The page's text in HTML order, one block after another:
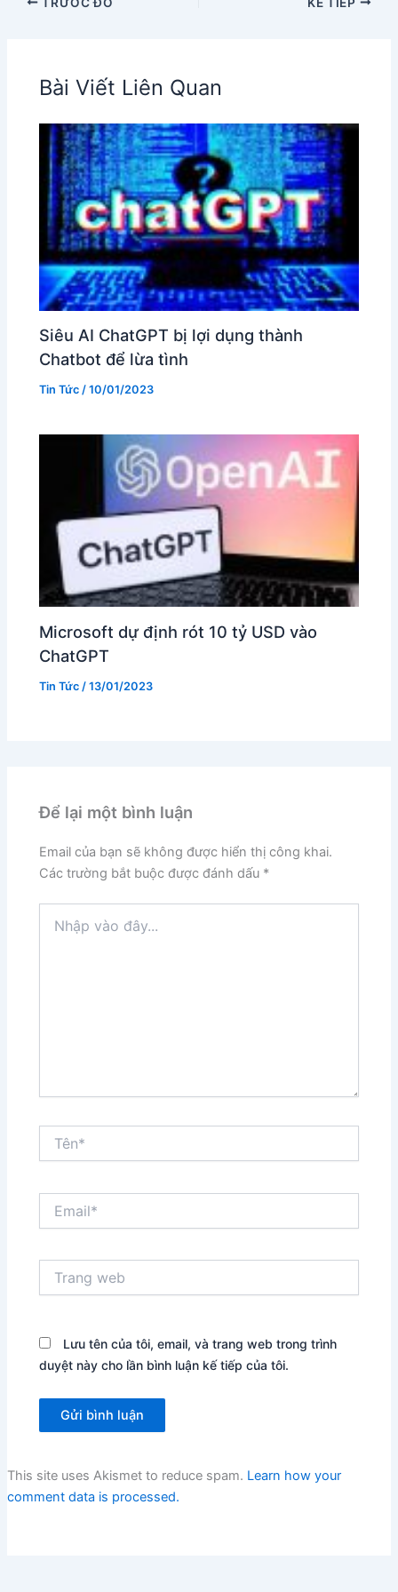
Bài Viết Liên Quan
Siêu AI ChatGPT bị lợi dụng thành
Chatbot để lừa tình
Tin Tức /10/01/2023
Microsoft dự định rót 10 tỷ USD vào
ChatGPT
Tin Tức /13/01/2023
Để lại một bình luận
Email của bạn sẽ không được hiển thị công khai.
Các trường bắt buộc được đánh dấu *
vào
web
Lưu tên của tôi, email, và trang web trong trình
duyệt này cho lần bình luận kế tiếp của tôi.
This site uses Akismet to reduce spam. Learn how your
comment data is processed.